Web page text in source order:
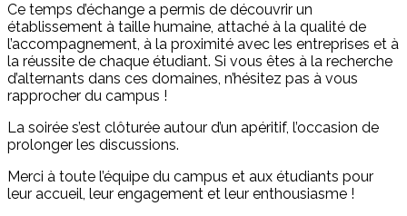
Ce temps d’échange a permis de découvrir un
établissement à taille humaine, attaché à la qualité de
l’accompagnement, à la proximité avec les entreprises et à
la réussite de chaque étudiant. Si vous êtes à la recherche
d’alternants dans ces domaines, n’hésitez pas à vous
rapprocher du campus !
La soirée s’est clôturée autour d’un apéritif, l’occasion de
prolonger les discussions.
Merci à toute l’équipe du campus et aux étudiants pour
leur accueil, leur engagement et leur enthousiasme !